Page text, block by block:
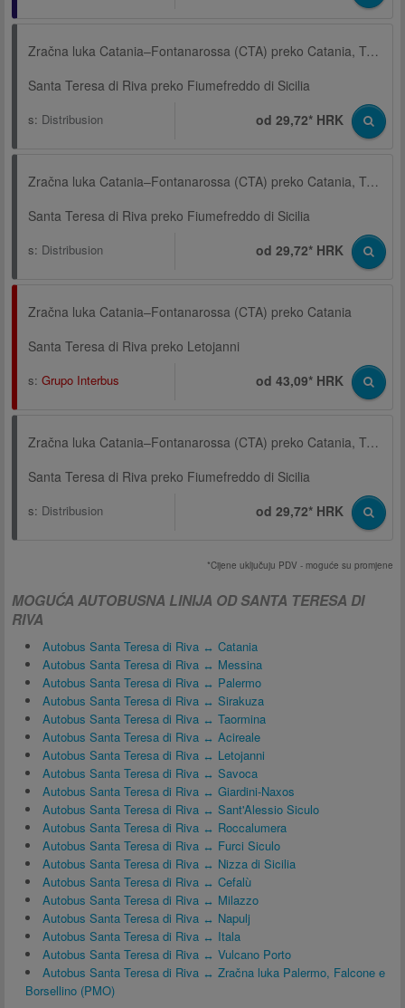
Zračna luka Catania–Fontanarossa (CTA) preko Catania, Terminal, Via Archimede
Santa Teresa di Riva preko Fiumefreddo di Sicilia
s: Distribusion od 29,72* HRK
Zračna luka Catania–Fontanarossa (CTA) preko Catania, Terminal, Via Archimede
Santa Teresa di Riva preko Fiumefreddo di Sicilia
s: Distribusion od 29,72* HRK
Zračna luka Catania–Fontanarossa (CTA) preko Catania
Santa Teresa di Riva preko Letojanni
s: Grupo Interbus od 43,09* HRK
Zračna luka Catania–Fontanarossa (CTA) preko Catania, Terminal, Via Archimede
Santa Teresa di Riva preko Fiumefreddo di Sicilia
s: Distribusion od 29,72* HRK
*Cijene uključuju PDV - moguće su promjene
MOGUĆA AUTOBUSNA LINIJA OD SANTA TERESA DI
RIVA
Autobus Santa Teresa di Riva ↔ Catania
Autobus Santa Teresa di Riva ↔ Messina
Autobus Santa Teresa di Riva ↔ Palermo
Autobus Santa Teresa di Riva ↔ Sirakuza
Autobus Santa Teresa di Riva ↔ Taormina
Autobus Santa Teresa di Riva ↔ Acireale
Autobus Santa Teresa di Riva ↔ Letojanni
Autobus Santa Teresa di Riva ↔ Savoca
Autobus Santa Teresa di Riva ↔ Giardini-Naxos
Autobus Santa Teresa di Riva ↔ Sant'Alessio Siculo
Autobus Santa Teresa di Riva ↔ Roccalumera
Autobus Santa Teresa di Riva ↔ Furci Siculo
Autobus Santa Teresa di Riva ↔ Nizza di Sicilia
Autobus Santa Teresa di Riva ↔ Cefalù
Autobus Santa Teresa di Riva ↔ Milazzo
Autobus Santa Teresa di Riva ↔ Napulj
Autobus Santa Teresa di Riva ↔ Itala
Autobus Santa Teresa di Riva ↔ Vulcano Porto
Autobus Santa Teresa di Riva ↔ Zračna luka Palermo, Falcone e
Borsellino (PMO)